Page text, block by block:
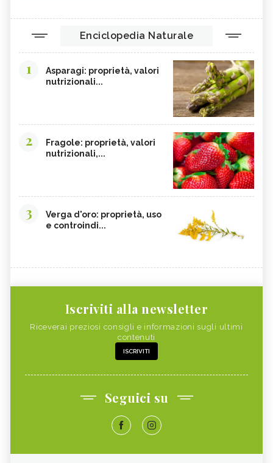
Enciclopedia Naturale
1
Asparagi: proprietà, valori
nutrizionali...
2
Fragole: proprietà, valori
nutrizionali,...
3
Verga d'oro: proprietà, uso
e controindi...
Iscriviti alla newsletter
Riceverai preziosi consigli e informazioni sugli ultimi
contenuti
ISCRIVITI
Seguici su